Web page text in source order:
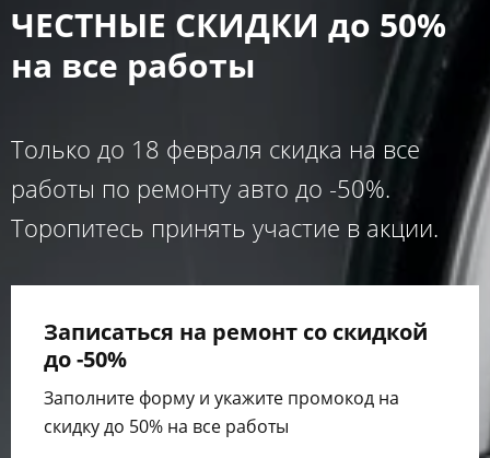
ЧЕСТНЫЕ СКИДКИ до 50%
на все работы
Только до 18 февраля скидка на все
работы по ремонту авто до -50%.
Торопитесь принять участие в акции.
Записаться на ремонт со скидкой
до -50%
Заполните форму и укажите промокод на
скидку до 50% на все работы